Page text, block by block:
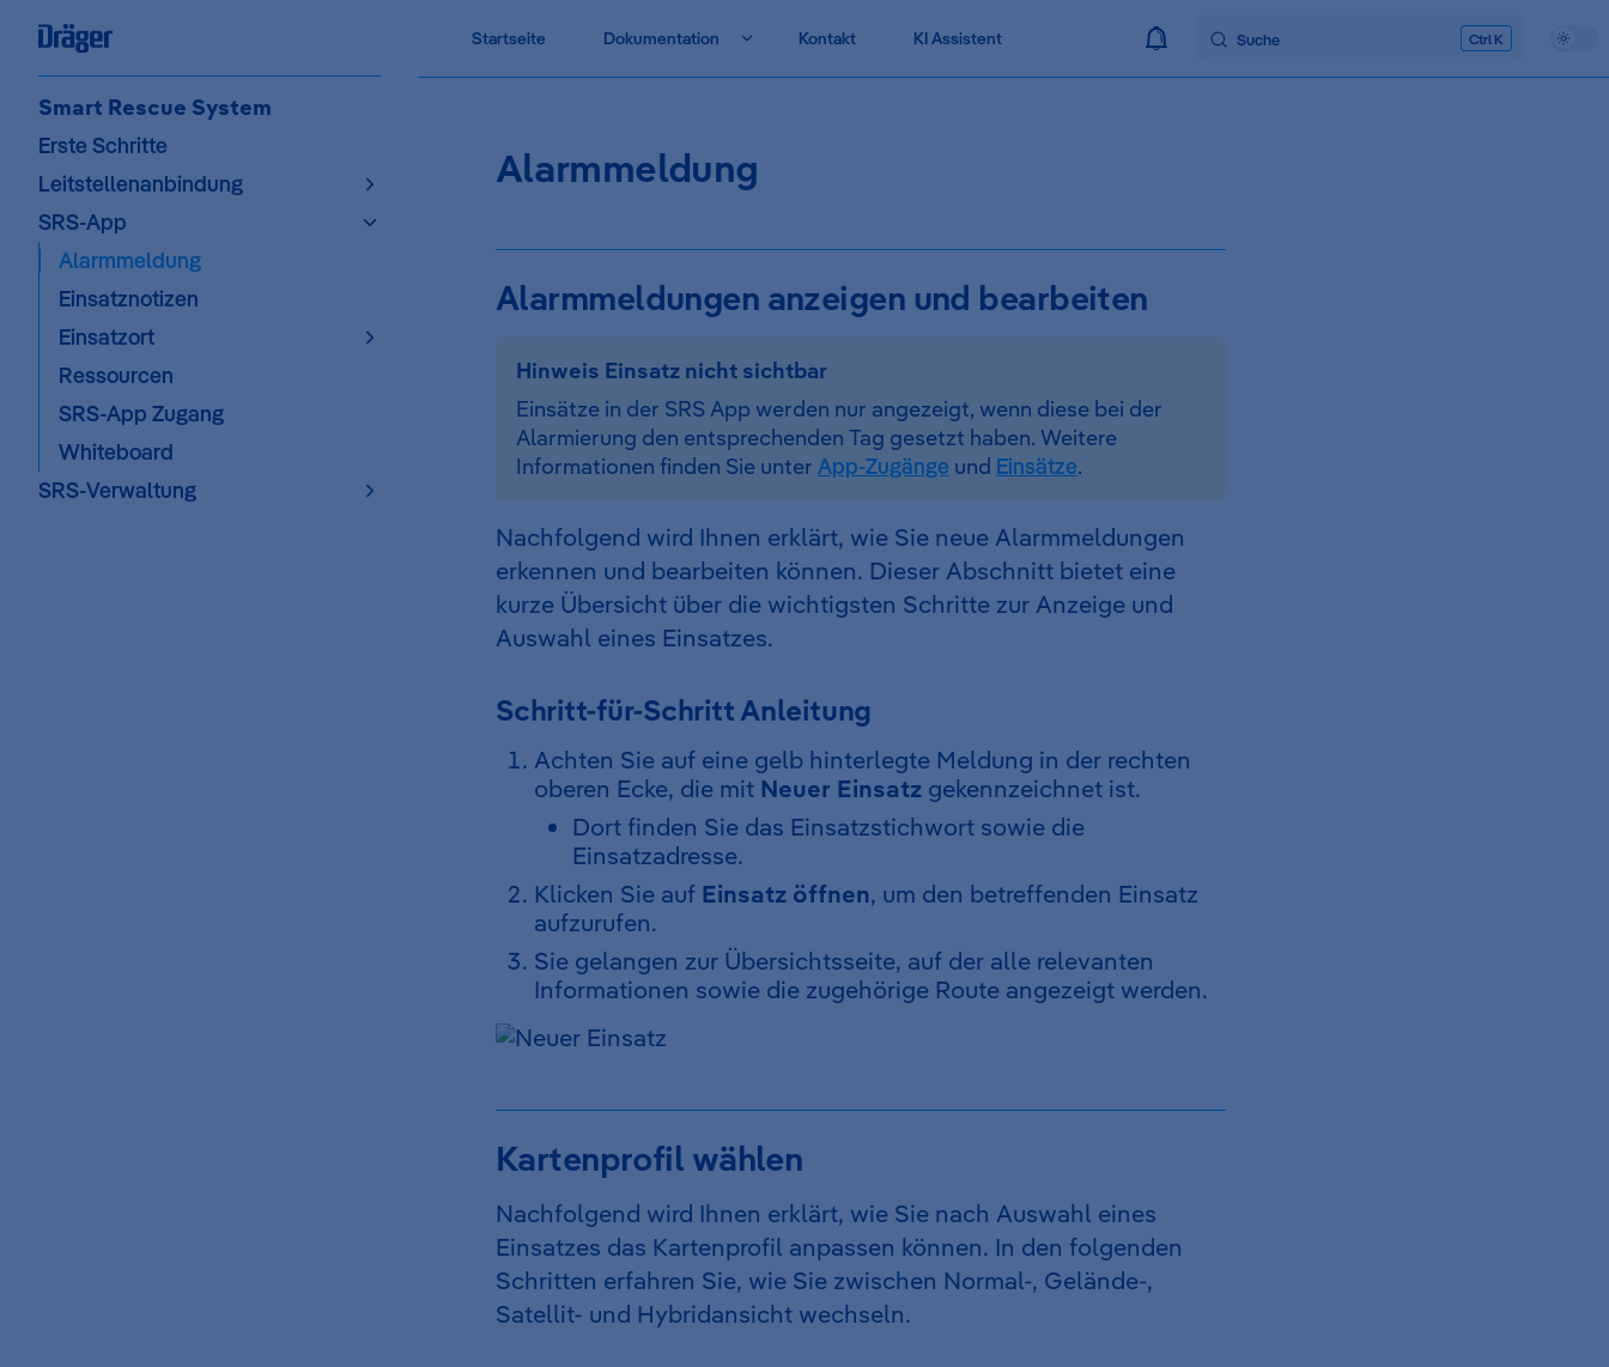
Skip to content Startseite Dokumentation Kontakt KI Assistent Suche K
Smart Rescue System
Erste Schritte
Leitstellenanbindung
SRS-App
Alarmmeldung
Einsatznotizen
Einsatzort
Ressourcen
SRS-App Zugang
Whiteboard
SRS-Verwaltung
Alarmmeldung
Alarmmeldungen anzeigen und bearbeiten
Hinweis Einsatz nicht sichtbar
Einsätze in der SRS App werden nur angezeigt, wenn diese bei der
Alarmierung den entsprechenden Tag gesetzt haben. Weitere
Informationen finden Sie unter App-Zugänge und Einsätze.
Nachfolgend wird Ihnen erklärt, wie Sie neue Alarmmeldungen
erkennen und bearbeiten können. Dieser Abschnitt bietet eine
kurze Übersicht über die wichtigsten Schritte zur Anzeige und
Auswahl eines Einsatzes.
Schritt-für-Schritt Anleitung
Achten Sie auf eine gelb hinterlegte Meldung in der rechten
oberen Ecke, die mit Neuer Einsatz gekennzeichnet ist.
Dort finden Sie das Einsatzstichwort sowie die
Einsatzadresse.
Klicken Sie auf Einsatz öffnen, um den betreffenden Einsatz
aufzurufen.
Sie gelangen zur Übersichtsseite, auf der alle relevanten
Informationen sowie die zugehörige Route angezeigt werden.
Kartenprofil wählen
Nachfolgend wird Ihnen erklärt, wie Sie nach Auswahl eines
Einsatzes das Kartenprofil anpassen können. In den folgenden
Schritten erfahren Sie, wie Sie zwischen Normal-, Gelände-,
Satellit- und Hybridansicht wechseln.